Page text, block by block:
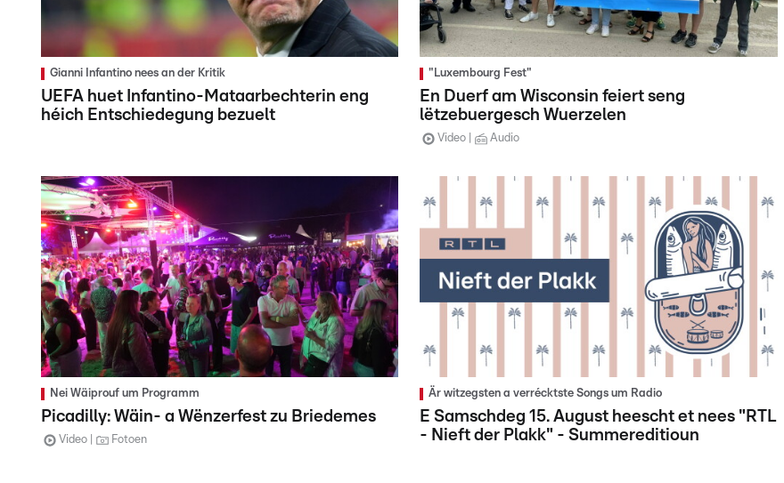
Gianni Infantino nees an der Kritik
UEFA huet Infantino-Mataarbechterin eng
héich Entschiedegung bezuelt
"Luxembourg Fest"
En Duerf am Wisconsin feiert seng
lëtzebuergesch Wuerzelen
Video Audio
Nei Wäiprouf um Programm
Picadilly: Wäin- a Wënzerfest zu Briedemes
Video Fotoen
Är witzegsten a verrécktste Songs um Radio
E Samschdeg 15. August heescht et nees "RTL
- Nieft der Plakk" - Summereditioun